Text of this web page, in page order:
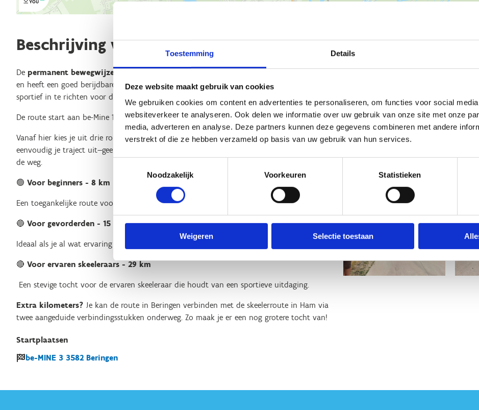
Toestemming Details
Deze website maakt gebruik van cookies
We gebruiken cookies om content en advertenties te personaliseren, om functies voor social
websiteverkeer te analyseren. Ook delen we informatie over uw gebruik van onze site met onze
media, adverteren en analyse. Deze partners kunnen deze gegevens combineren met andere
verstrekt of die ze hebben verzameld op basis van uw gebruik van hun services.
Noodzakelijk
Voorkeuren Statistieken
Weigeren Selectie toestaan
Beschrijving van de route
De permanent bewegwijzerde skeelerroute Beringengaat over zo veilig mogelijke wegen
en heeft een goed berijdbare ondergrond, met als bedoeling om de openbare ruimte ook
sportief in te richten voor de skeeleraar.
De route start aan be-Mine 1 - 3582 Beringen.
Vanaf hier kies je uit drie routes, afgestemd op jouw ervaring. Op het startbord stippel je
eenvoudig je traject uit—geen GPS of kaart nodig, want onderweg wijzen duidelijke pijltjes je
de weg.
🟢 Voor beginners - 8 km
Een toegankelijke route voor wie net begint of gewoon rustig wil genieten.
🔵 Voor gevorderden - 15 km
Ideaal als je al wat ervaring hebt, maar nog niet klaar bent voor de langste afstand.
🔴 Voor ervaren skeeleraars - 29 km
Een stevige tocht voor de ervaren skeeleraar die houdt van een sportieve uitdaging.
Extra kilometers? Je kan de route in Beringen verbinden met de skeelerroute in Ham via
twee aangeduide verbindingsstukken onderweg. Zo maak je er een nog grotere tocht van!
Startplaatsen
be-MINE 3 3582 Beringen